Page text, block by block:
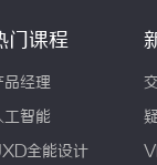
门课程
品经理
工智能
全能设计